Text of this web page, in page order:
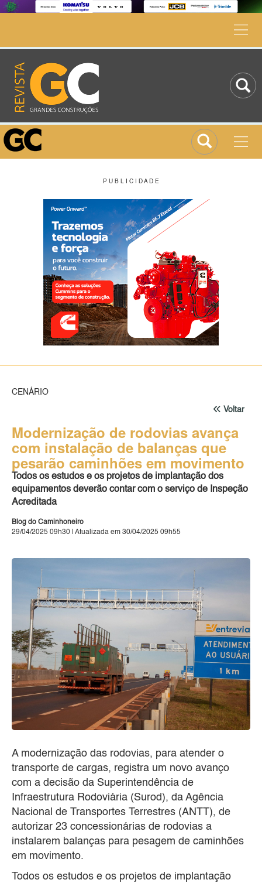
P U B L I C I D A D E
CENÁRIO
Voltar
Modernização de rodovias avança
com instalação de balanças que
pesarão caminhões em movimento
Todos os estudos e os projetos de implantação dos
equipamentos deverão contar com o serviço de Inspeção
Acreditada
Blog do Caminhoneiro
29/04/2025 09h30 | Atualizada em 30/04/2025 09h55
A modernização das rodovias, para atender o
transporte de cargas, registra um novo avanço
com a decisão da Superintendência de
Infraestrutura Rodoviária (Surod), da Agência
Nacional de Transportes Terrestres (ANTT), de
autorizar 23 concessionárias de rodovias a
instalarem balanças para pesagem de caminhões
em movimento.
Todos os estudos e os projetos de implantação